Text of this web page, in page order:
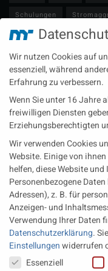
Schulungen
Technische Redaktion
Zulieferer
Öl-E-
Neueste Beiträge
Wärme aus der Tiefe
MAN Engines bringt
Marinebereich
Eine neue Generation
operativen Testbetrieb
Rechtliches
Impressum
Datenschutz
Wir nutzen Cookies auf
essenziell, während
Erfahrung zu verbessern.
Wenn Sie unter 16 Jahre
freiwilligen Diensten
Erziehungsberechtigten
Wir verwenden Cookies
Website. Einige von
helfen, diese Website
Personenbezogene
Adressen), z. B. für
Anzeigen- und
Verwendung Ihrer Daten
Datenschutzerklärung.
Einstellungenwiderrufen
Datenschutzeinstellungen
Essenziell